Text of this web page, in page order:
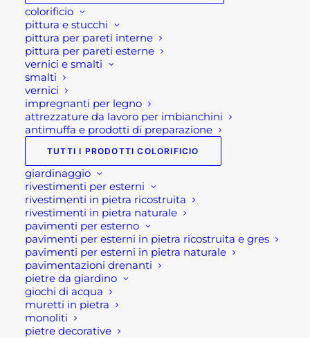
colorificio
pittura e stucchi
pittura per pareti interne
pittura per pareti esterne
vernici e smalti
smalti
vernici
impregnanti per legno
attrezzature da lavoro per imbianchini
antimuffa e prodotti di preparazione
TUTTI I PRODOTTI COLORIFICIO
giardinaggio
rivestimenti per esterni
rivestimenti in pietra ricostruita
rivestimenti in pietra naturale
pavimenti per esterno
pavimenti per esterni in pietra ricostruita e gres
pavimenti per esterni in pietra naturale
pavimentazioni drenanti
pietre da giardino
giochi di acqua
muretti in pietra
monoliti
pietre decorative
a
157,50 €
Questo
prodotto
ha
più
varianti.
Le
opzioni
possono
essere
scelte
nella
pagina
del
prodotto
In evidenza
TAVOLO DA GIARDINO ALLUNGABILE
LION
600,00€
TAVOLO GIARDINO QUADRATO
ALLUNGABILE PANTHER
600,00
CUCINA DA ESTERNO COMPATTA
BRABURA LITE SERIES 300
3.230,00€